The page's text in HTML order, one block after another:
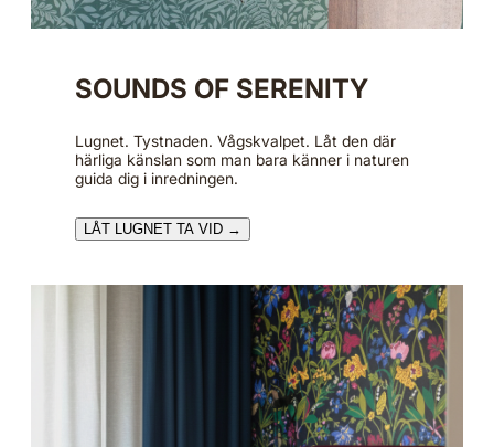
SOUNDS OF SERENITY
Lugnet. Tystnaden. Vågskvalpet. Låt den där
härliga känslan som man bara känner i naturen
guida dig i inredningen.
LÅT LUGNET TA VID →